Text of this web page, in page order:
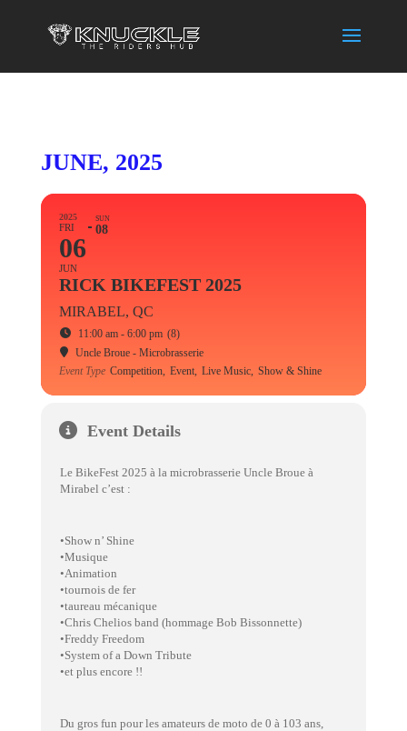
JUNE, 2025
2025
FRI
06
JUN
SUN
08
RICK BIKEFEST 2025
MIRABEL, QC
11:00 am - 6:00 pm (8)
Uncle Broue - Microbrasserie
Event Type Competition, Event, Live Music, Show & Shine
Event Details
Le BikeFest 2025 à la microbrasserie Uncle Broue à
Mirabel c’est :
•Show n’ Shine
•Musique
•Animation
•tournois de fer
•taureau mécanique
•Chris Chelios band (hommage Bob Bissonnette)
•Freddy Freedom
•System of a Down Tribute
•et plus encore !!
Du gros fun pour les amateurs de moto de 0 à 103 ans,